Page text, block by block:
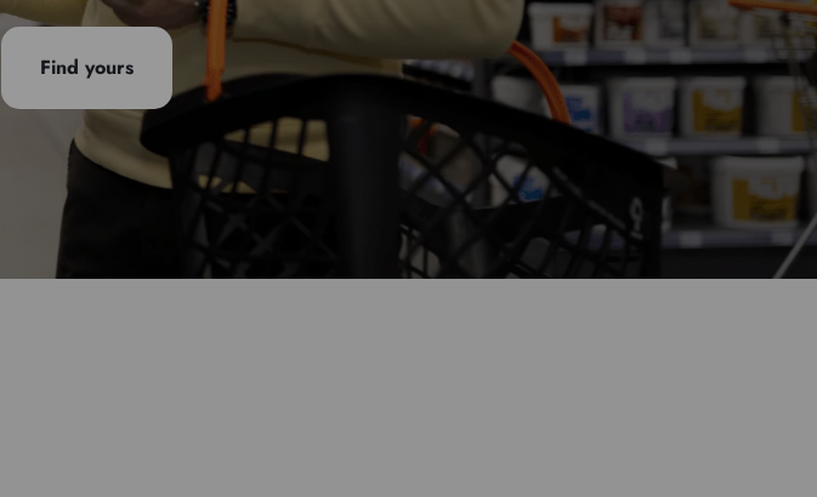
Find yours